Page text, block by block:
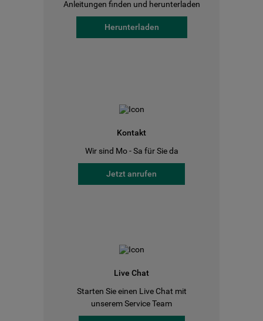
Anleitungen finden und herunterladen
Herunterladen
Kontakt
Wir sind Mo - Sa für Sie da
Jetzt anrufen
Live Chat
Starten Sie einen Live Chat mit
unserem Service Team